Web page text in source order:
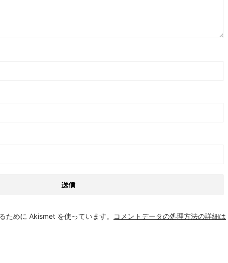
ために Akismet を使っています。
コメントデータの処理方法の詳細は